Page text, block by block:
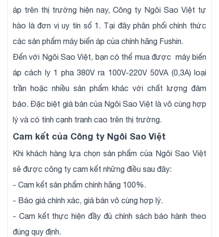
áp trên thị trường hiện nay, Công ty Ngôi Sao Việt tự
hào là đơn vị uy tín số 1. Tại đây phân phối chính thức
các sản phẩm máy biến áp của chính hãng Fushin.
Đến với Ngôi Sao Việt, bạn có thể mua được máy biến
áp cách ly 1 pha 380V ra 100V-220V 50VA (0,3A) loại
trần hoặc nhiều sản phẩm khác với chất lượng đảm
bảo. Đặc biệt giá bán của Ngôi Sao Việt là vô cùng hợp
lý và có tính cạnh tranh cao trên thị trường.
Cam kết của Công ty Ngôi Sao Việt
Khi khách hàng lựa chọn sản phẩm của Ngôi Sao Việt
sẽ được công ty cam kết những điều sau đây:
- Cam kết sản phẩm chính hãng 100%.
- Báo giá chính xác, giá bán vô cùng hợp lý.
- Cam kết thực hiện đầy đủ chính sách bảo hành theo
đúng quy định.